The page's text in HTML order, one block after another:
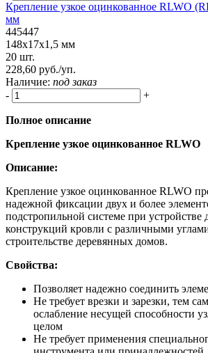
Крепление узкое оцинкованное RLWO
мм
445447
148х17х1,5 мм
20 шт.
228,60 руб./уп.
Наличие: под заказ
-
+
Полное описание
Крепление узкое оцинкованное RLWO
Описание:
Крепление узкое оцинкованное RLWO
надежной фиксации двух и более
подстропильной системе при устройстве
конструкций кровли с различными
строительстве деревянных домов.
Свойства:
Позволяет надежно соединить
Не требует врезки и зарезки, тем
ослабление несущей способности
целом
Не требует применения